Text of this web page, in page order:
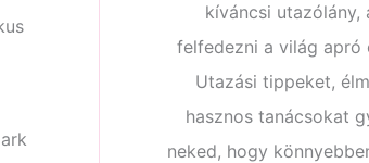
kíváncsi utazólány,
felfedezni a világ apró
Utazási tippeket,
hasznos tanácsokat
neked, hogy